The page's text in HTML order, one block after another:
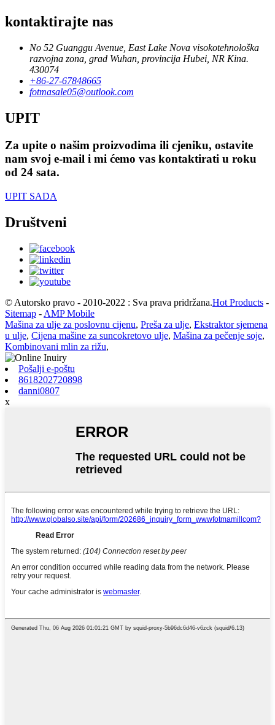
kontaktirajte nas
No 52 Guanggu Avenue, East Lake Nova visokotehnološka
razvojna zona, grad Wuhan, provincija Hubei, NR Kina.
430074
+86-27-67848665
fotmasale05@outlook.com
UPIT
Za upite o našim proizvodima ili cjeniku, ostavite
nam svoj e-mail i mi ćemo vas kontaktirati u roku
od 24 sata.
UPIT SADA
Društveni
© Autorsko pravo - 2010-2022 : Sva prava pridržana.Hot Products -
Sitemap - AMP Mobile
Mašina za ulje za poslovnu cijenu, Preša za ulje, Ekstraktor sjemena
u ulje, Cijena mašine za suncokretovo ulje, Mašina za pečenje soje,
Kombinovani mlin za rižu,
Pošalji e-poštu
8618202720898
danni0807
x